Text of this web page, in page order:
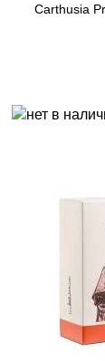
Carthusia